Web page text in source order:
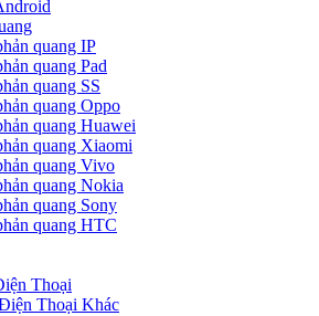
quang IP
quang Pad
quang SS
quang Oppo
quang Huawei
quang Xiaomi
quang Vivo
quang Nokia
quang Sony
quang HTC
Thoại
Thoại Khác